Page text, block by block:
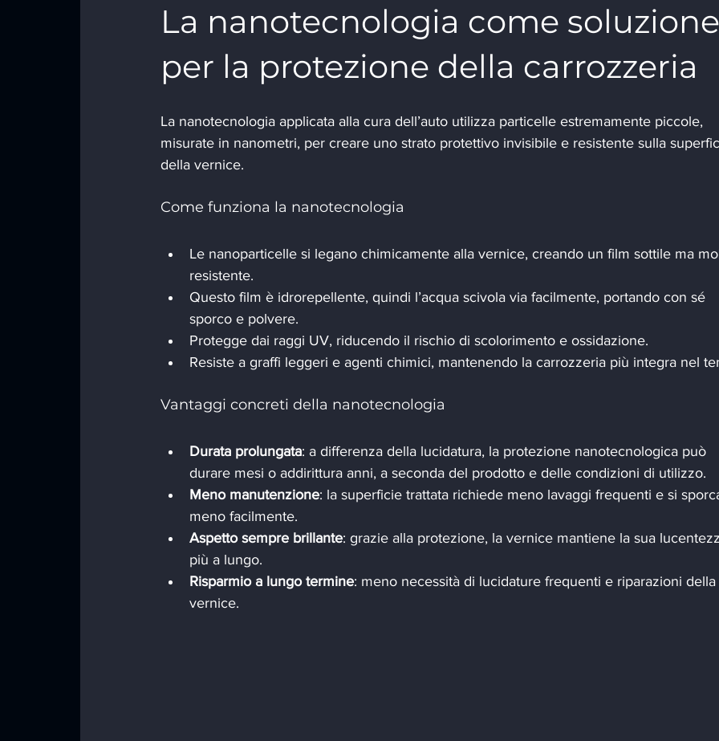
La nanotecnologia come soluzione
per la protezione della carrozzeria
La nanotecnologia applicata alla cura dell’auto utilizza particelle estremamente piccole,
misurate in nanometri, per creare uno strato protettivo invisibile e resistente sulla
della vernice.
Come funziona la nanotecnologia
Le nanoparticelle si legano chimicamente alla vernice, creando un film sottile ma
resistente.
Questo film è idrorepellente, quindi l’acqua scivola via facilmente, portando con sé
sporco e polvere.
Protegge dai raggi UV, riducendo il rischio di scolorimento e ossidazione.
Resiste a graffi leggeri e agenti chimici, mantenendo la carrozzeria più integra nel
Vantaggi concreti della nanotecnologia
Durata prolungata: a differenza della lucidatura, la protezione nanotecnologica può
durare mesi o addirittura anni, a seconda del prodotto e delle condizioni di utilizzo.
Meno manutenzione: la superficie trattata richiede meno lavaggi frequenti e si
meno facilmente.
Aspetto sempre brillante: grazie alla protezione, la vernice mantiene la sua
più a lungo.
Risparmio a lungo termine: meno necessità di lucidature frequenti e riparazioni della
vernice.